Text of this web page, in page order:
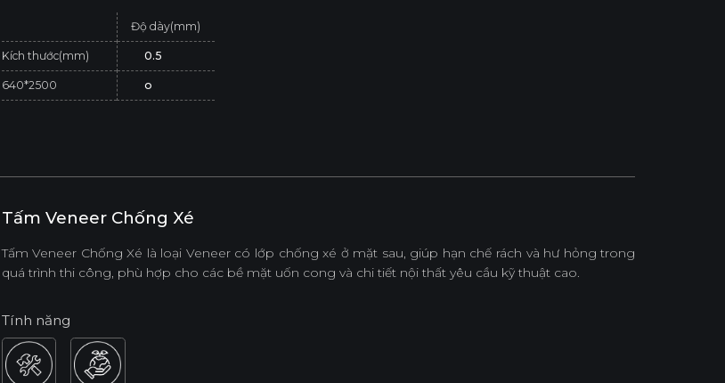
Độ dày(mm)
Kích thước(mm) 0.5
640*2500 o
Tấm Veneer Chống Xé
Tấm Veneer Chống Xé là loại Veneer có lớp chống xé ở mặt sau, giúp hạn chế rách và hư hỏng trong
quá trình thi công, phù hợp cho các bề mặt uốn cong và chi tiết nội thất yêu cầu kỹ thuật cao.
Tính năng